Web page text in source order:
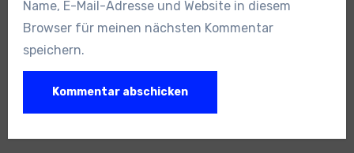
Name, E-Mail-Adresse und Website in diesem
Browser für meinen nächsten Kommentar
speichern.